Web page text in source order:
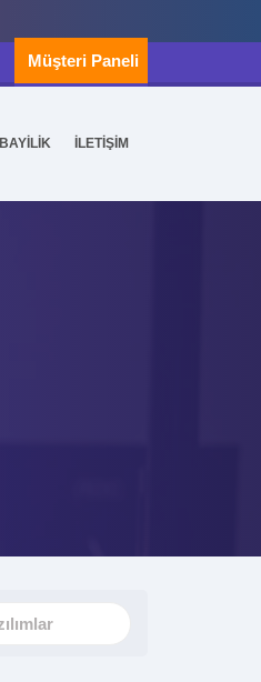
Müşteri Paneli
BAYİLİK İLETİŞİM